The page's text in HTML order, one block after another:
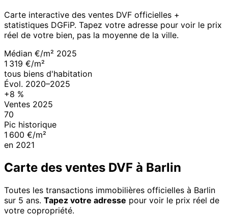
Carte interactive des ventes DVF officielles +
statistiques DGFiP. Tapez votre adresse pour voir le prix
réel de votre bien, pas la moyenne de la ville.
Médian €/m² 2025
1 319 €/m²
tous biens d'habitation
Évol. 2020–2025
+8 %
Ventes 2025
70
Pic historique
1 600 €/m²
en 2021
Carte des ventes DVF à Barlin
Toutes les transactions immobilières officielles à Barlin
sur 5 ans. Tapez votre adresse pour voir le prix réel de
votre copropriété.